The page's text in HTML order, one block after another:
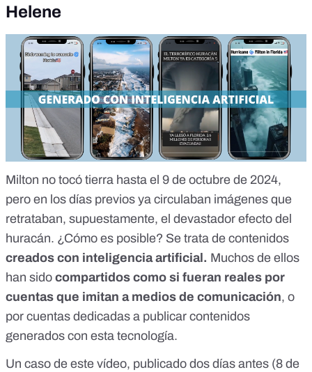
Helene
Milton no tocó tierra hasta el 9 de octubre de 2024,
pero en los días previos ya circulaban imágenes que
retrataban, supuestamente, el devastador efecto del
huracán. ¿Cómo es posible? Se trata de contenidos
creados con inteligencia artificial. Muchos de ellos
han sido compartidos como si fueran reales por
cuentas que imitan a medios de comunicación, o
por cuentas dedicadas a publicar contenidos
generados con esta tecnología.
Un caso de este vídeo, publicado dos días antes (8 de